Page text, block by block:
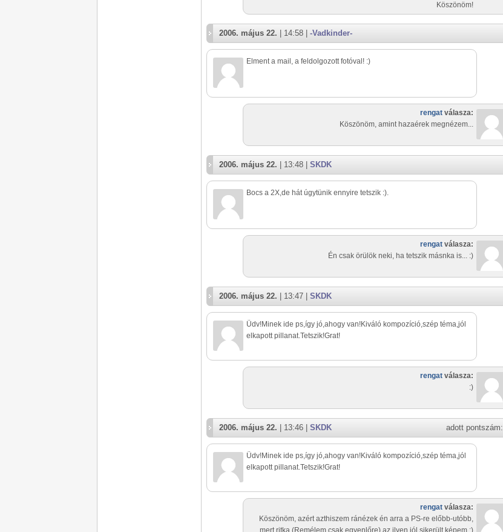
Köszönöm!
2006. május 22. | 14:58 | -Vadkinder-
Elment a mail, a feldolgozott fotóval! :)
rengat válasza:
Köszönöm, amint hazaérek megnézem...
2006. május 22. | 13:48 | SKDK
Bocs a 2X,de hát úgytünik ennyire tetszik :).
rengat válasza:
Én csak örülök neki, ha tetszik másnka is... :)
2006. május 22. | 13:47 | SKDK
Üdv!Minek ide ps,így jó,ahogy van!Kiváló kompozíció,szép téma,jól
elkapott pillanat.Tetszik!Grat!
rengat válasza:
:)
adott pontszám:
2006. május 22. | 13:46 | SKDK
Üdv!Minek ide ps,így jó,ahogy van!Kiváló kompozíció,szép téma,jól
elkapott pillanat.Tetszik!Grat!
rengat válasza:
Köszönöm, azért azthiszem ránézek én arra a PS-re előbb-utóbb,
mert ritka (Remélem csak egyenlőre) az ilyen jól sikerült képem :)